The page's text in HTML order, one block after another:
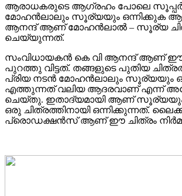
ആരാധകരുടെ ആഗ്രഹം പോലെ
മോഹൻലാലും സൂര്യയും ഒന്നിക്കുക
ആനന്ദ് ആണ് മോഹൻലാൽ – സൂര്യ
ചെയ്യുന്നത്.
സംവിധായകൻ കെ വി ആനന്ദ് ആണ് ഈ
പുറത്തു വിട്ടത്. തങ്ങളുടെ പുതിയ
പ്രിയ നടൻ മോഹൻലാലും സൂര്യയും
എത്തുന്നത് വലിയ ആദരവാണ് എന്ന്
ചെയ്തു. ഇതാദ്യമായി ആണ്
ഒരു ചിത്രത്തിനായി ഒന്നിക്കുന്നത്.
പ്രൊഡക്ഷൻസ് ആണ് ഈ ചിത്രം